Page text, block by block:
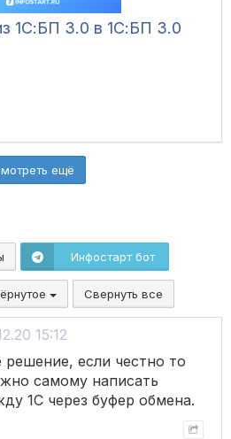
1С:БП 3.0 в 1С:БП 3.0
ещё
Инфостарт бот
Свернуть все
15:12
если честно то
самому написать
1С через буфер обмена.